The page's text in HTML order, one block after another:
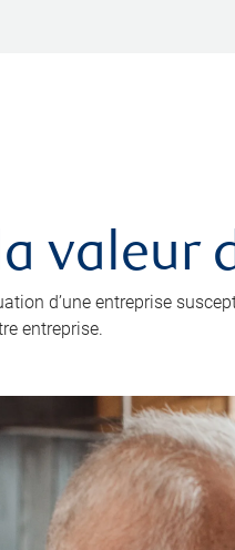
valeur
d’une entreprise
entreprise.